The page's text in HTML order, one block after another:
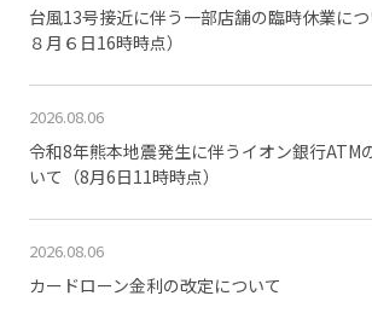
台風13号接近に伴う一部店舗の臨時休業に
８月６日16時時点）
2026.08.06
令和8年熊本地震発生に伴うイオン銀行ATM
いて（8月6日11時時点）
2026.08.06
カードローン金利の改定について